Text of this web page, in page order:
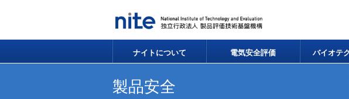
ナイトについて 電気安全評価 バイオテ
製品安全